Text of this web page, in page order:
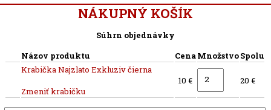
NÁKUPNÝ KOŠÍK
Súhrn objednávky
Názov produktu
CenaMnožstvoSpolu
Krabička Najzlato Exkluziv čierna
Zmeniť krabičku
10 € 20 €